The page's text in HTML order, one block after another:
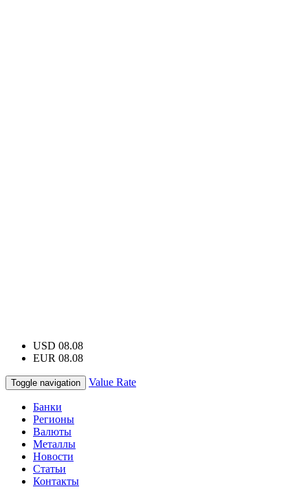
USD 08.08
EUR 08.08
Toggle navigation Value Rate
Банки
Регионы
Валюты
Металлы
Новости
Статьи
Контакты